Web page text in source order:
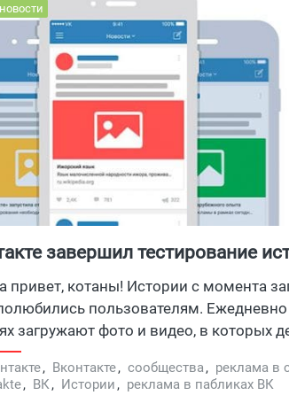
завершил тестирование
привет, котаны! Истории с момента
пользователям.
загружают фото и видео, в которых
у групп ВКонтакте появился такая
, Вконтакте, сообщества, реклама в
, ВК, Истории, реклама в пабликах ВК